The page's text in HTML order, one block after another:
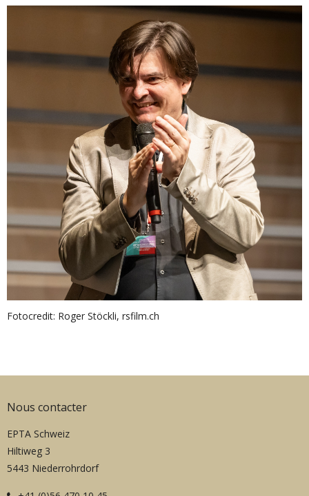
Fotocredit: Roger Stöckli, rsfilm.ch
Nous contacter
EPTA Schweiz
Hiltiweg 3
5443 Niederrohrdorf